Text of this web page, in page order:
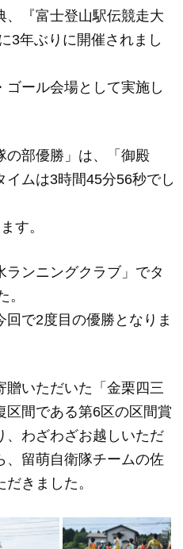
、『富士登山駅伝競走大
3年ぶりに開催されまし
ール会場として実施し
の部優勝」は、「御殿
ムは3時間45分56秒でし
す。
ランニングクラブ」でタ
。
で2度目の優勝となりま
贈いただいた「金栗四三
区間である第6区の区間賞
、わざわざお越しいただ
、留萌自衛隊チームの佐
きました。